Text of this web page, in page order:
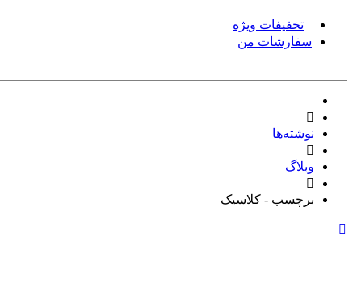
تخفیفات ویژه
سفارشات من
نوشته‌ها
وبلاگ
برچسب - کلاسیک